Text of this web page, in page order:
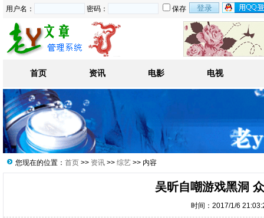
用户名： 密码： 保存
首页 资讯 电影 电视
您现在的位置： 首页 >> 资讯 >> 综艺 >> 内容
吴昕自嘲游戏黑洞
时间：2017/1/6